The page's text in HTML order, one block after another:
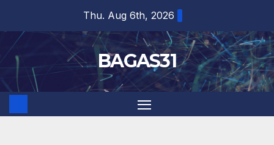
content
Thu. Aug 6th, 2026
BAGAS31